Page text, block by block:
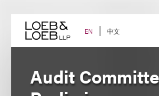
content EN 中文
Audit